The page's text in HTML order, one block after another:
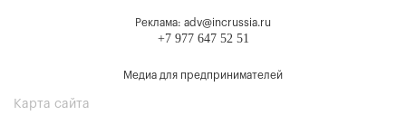
Реклама: adv@incrussia.ru
+7 977 647 52 51
Медиа для предпринимателей
Карта сайта